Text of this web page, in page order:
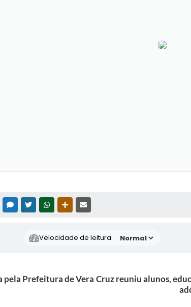
FACEBOOKMESSENGER
TWITTERWHATSAPPOUTRAS MÍDIAS
Velocidade de leitura:
Prefeitura de Vera Cruz reuniu alunos,